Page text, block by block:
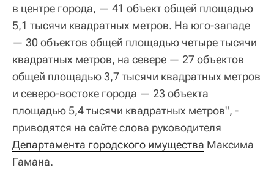
в центре города, — 41 объект общей площадью
5,1 тысячи квадратных метров. На юго-западе
— 30 объектов общей площадью четыре тысячи
квадратных метров, на севере — 27 объектов
общей площадью 3,7 тысячи квадратных метров
и северо-востоке города — 23 объекта
площадью 5,4 тысячи квадратных метров", -
приводятся на сайте слова руководителя
Департамента городского имущества Максима
Гамана.